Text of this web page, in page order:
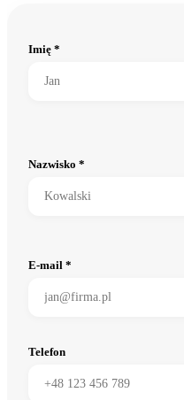
Imię *
Nazwisko *
E-mail *
Telefon